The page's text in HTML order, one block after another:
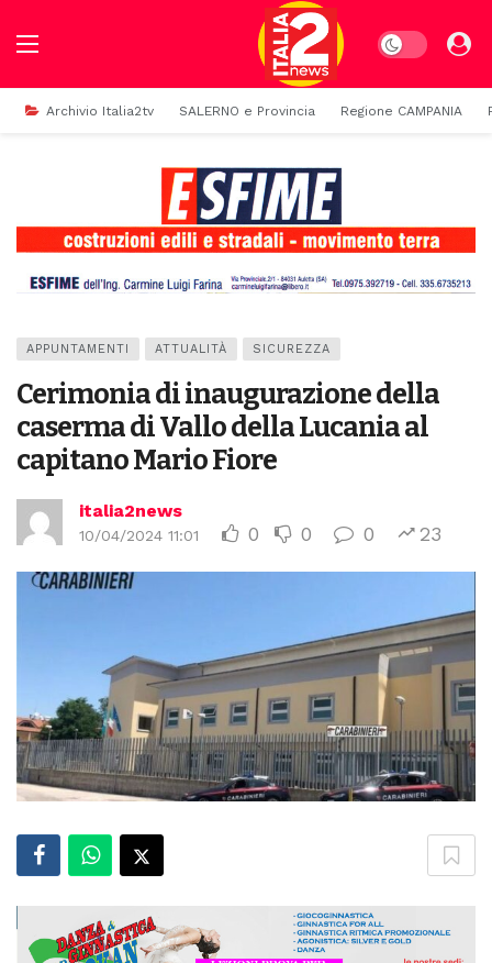
Dark mode
Archivio Italia2tv SALERNO e Provincia Regione CAMPANIA
APPUNTAMENTI ATTUALITÀ SICUREZZA
Cerimonia di inaugurazione della
caserma di Vallo della Lucania al
capitano Mario Fiore
italia2news
10/04/2024 11:01 0 0 0 23